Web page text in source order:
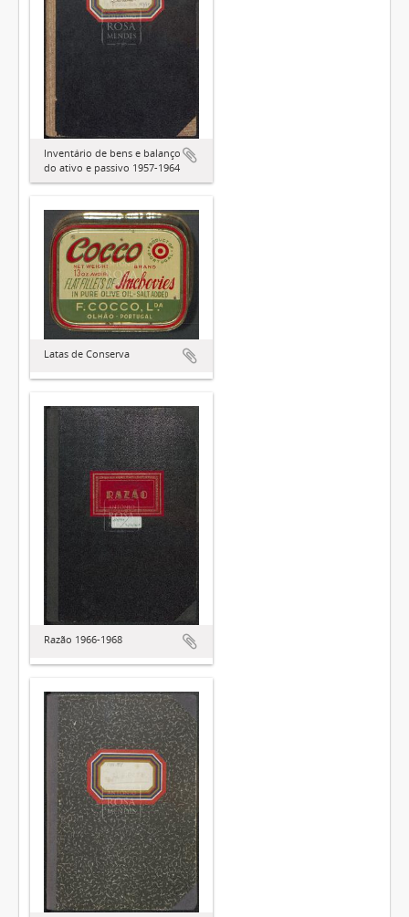
Inventário de bens e balanço
do ativo e passivo 1957-1964
Latas de Conserva
Razão 1966-1968